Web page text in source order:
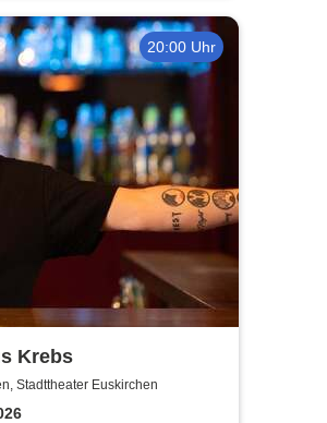
20:00 Uhr
Krebs
Stadttheater Euskirchen